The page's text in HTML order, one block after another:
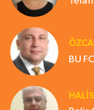
BU